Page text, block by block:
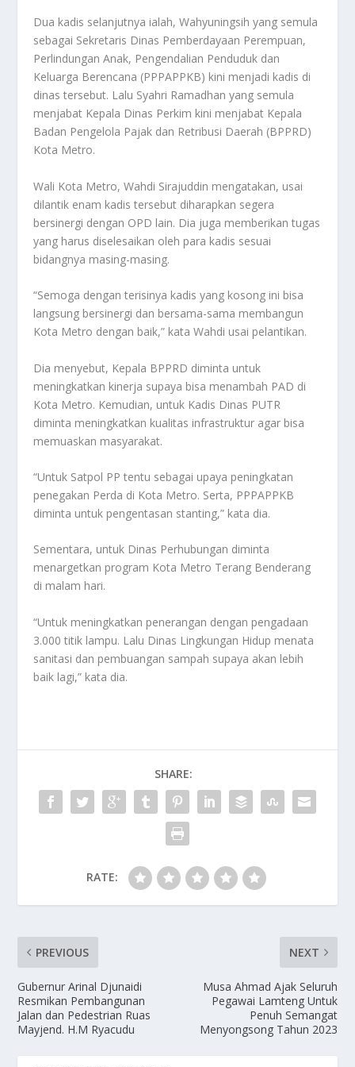
Dua kadis selanjutnya ialah, Wahyuningsih yang semula
sebagai Sekretaris Dinas Pemberdayaan Perempuan,
Perlindungan Anak, Pengendalian Penduduk dan
Keluarga Berencana (PPPAPPKB) kini menjadi kadis di
dinas tersebut. Lalu Syahri Ramadhan yang semula
menjabat Kepala Dinas Perkim kini menjabat Kepala
Badan Pengelola Pajak dan Retribusi Daerah (BPPRD)
Kota Metro.
Wali Kota Metro, Wahdi Sirajuddin mengatakan, usai
dilantik enam kadis tersebut diharapkan segera
bersinergi dengan OPD lain. Dia juga memberikan tugas
yang harus diselesaikan oleh para kadis sesuai
bidangnya masing-masing.
“Semoga dengan terisinya kadis yang kosong ini bisa
langsung bersinergi dan bersama-sama membangun
Kota Metro dengan baik,” kata Wahdi usai pelantikan.
Dia menyebut, Kepala BPPRD diminta untuk
meningkatkan kinerja supaya bisa menambah PAD di
Kota Metro. Kemudian, untuk Kadis Dinas PUTR
diminta meningkatkan kualitas infrastruktur agar bisa
memuaskan masyarakat.
“Untuk Satpol PP tentu sebagai upaya peningkatan
penegakan Perda di Kota Metro. Serta, PPPAPPKB
diminta untuk pengentasan stanting,” kata dia.
Sementara, untuk Dinas Perhubungan diminta
menargetkan program Kota Metro Terang Benderang
di malam hari.
“Untuk meningkatkan penerangan dengan pengadaan
3.000 titik lampu. Lalu Dinas Lingkungan Hidup menata
sanitasi dan pembuangan sampah supaya akan lebih
baik lagi,” kata dia.
SHARE:
RATE:
PREVIOUS
Gubernur Arinal Djunaidi
Resmikan Pembangunan
Jalan dan Pedestrian Ruas
Mayjend. H.M Ryacudu
NEXT
Musa Ahmad Ajak Seluruh
Pegawai Lamteng Untuk
Penuh Semangat
Menyongsong Tahun 2023